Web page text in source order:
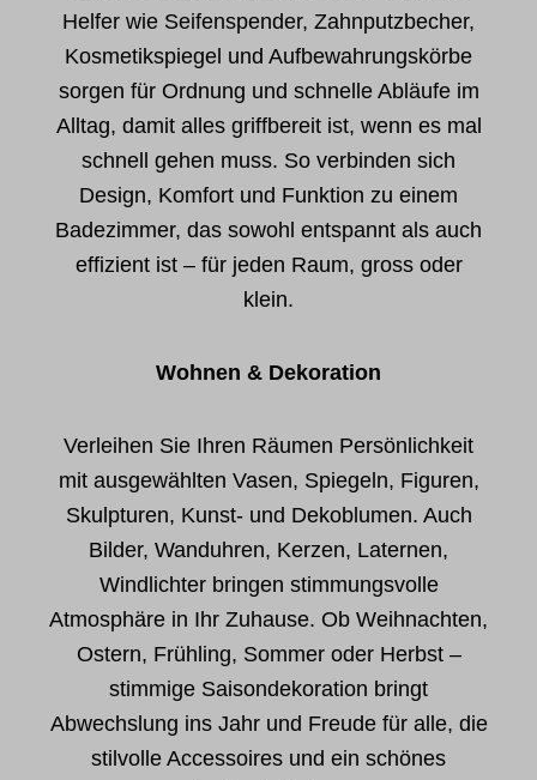
Helfer wie Seifenspender, Zahnputzbecher,
Kosmetikspiegel und Aufbewahrungskörbe
sorgen für Ordnung und schnelle Abläufe im
Alltag, damit alles griffbereit ist, wenn es mal
schnell gehen muss. So verbinden sich
Design, Komfort und Funktion zu einem
Badezimmer, das sowohl entspannt als auch
effizient ist – für jeden Raum, gross oder
klein.
Wohnen & Dekoration
Verleihen Sie Ihren Räumen Persönlichkeit
mit ausgewählten Vasen, Spiegeln, Figuren,
Skulpturen, Kunst- und Dekoblumen. Auch
Bilder, Wanduhren, Kerzen, Laternen,
Windlichter bringen stimmungsvolle
Atmosphäre in Ihr Zuhause. Ob Weihnachten,
Ostern, Frühling, Sommer oder Herbst –
stimmige Saisondekoration bringt
Abwechslung ins Jahr und Freude für alle, die
stilvolle Accessoires und ein schönes